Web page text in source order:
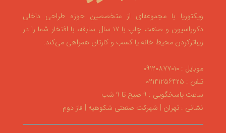
ویکتوریا با مجموعه‌ای از متخصصین حوزه طراحی داخلی
دکوراسیون و صنعت چاپ با ۱۷ سال سابقه، با افتخار شما را در
زیباترکردن محیط خانه یا کسب و کارتان همراهی می‌کند.
موبایل : ۰۹۱۲۰۸۷۷۰۱۰
تلفن : ۰۲۱۴۱۲۵۶۴۲۵
ساعت پاسخگویی : ۹ صبح تا ۹ شب
نشانی : تهران | شهرکت صنعتی شکوهیه | فاز دوم